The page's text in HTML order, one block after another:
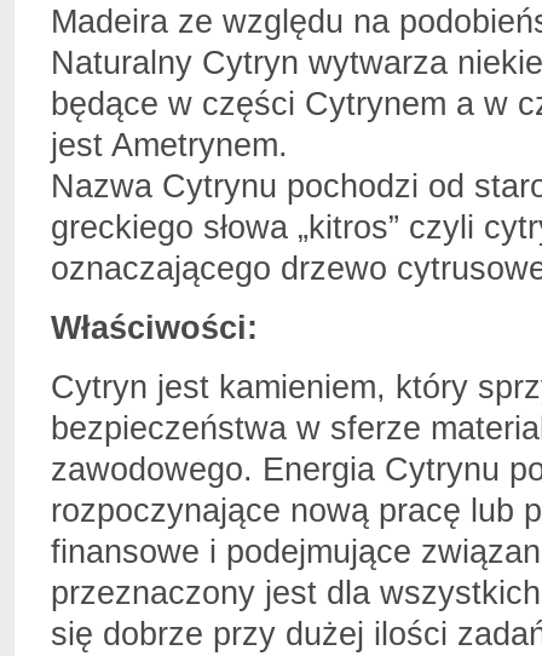
Madeira ze względu na
Naturalny Cytryn wytwarza
będące w części Cytrynem a w
jest Ametrynem.
Nazwa Cytrynu pochodzi od
greckiego słowa „kitros” czyli
oznaczającego drzewo
Właściwości:
Cytryn jest kamieniem, który
bezpieczeństwa w sferze
zawodowego. Energia Cytrynu
rozpoczynające nową pracę lub
finansowe i podejmujące
przeznaczony jest dla
się dobrze przy dużej ilości